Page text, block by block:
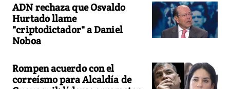
ADN rechaza que Osvaldo
Hurtado llame
"criptodictador" a Daniel
Noboa
Rompen acuerdo con el
correísmo para Alcaldía de